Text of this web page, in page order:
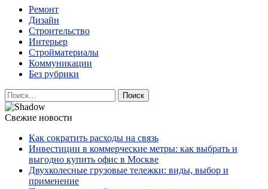
Строительство и ремонт
Квартиры и дома, в которых живут разные люди, очень
отличаются между собой.
Ремонт
Дизайн
Строительство
Интерьер
Стройматериалы
Коммуникации
Без рубрики
Найти:
Свежие новости
Как сократить расходы на связь
Инвестиции в коммерческие метры: как выбрать и
выгодно купить офис в Москве
Двухколесные грузовые тележки: виды, выбор и
применение